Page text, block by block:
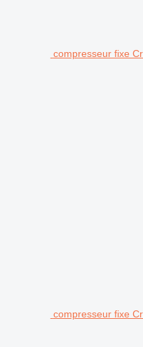
compresseur fixe
compresseur fixe